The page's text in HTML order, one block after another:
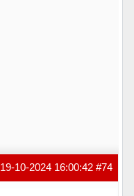
#74
19-10-2024 16:00:42